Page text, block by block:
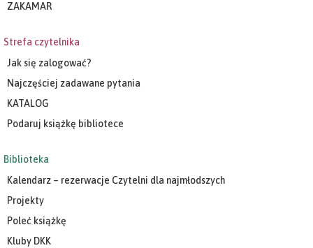
ZAKAMAR
Strefa czytelnika
Jak się zalogować?
Najczęściej zadawane pytania
KATALOG
Podaruj książkę bibliotece
Biblioteka
Kalendarz – rezerwacje Czytelni dla najmłodszych
Projekty
Poleć książkę
Kluby DKK